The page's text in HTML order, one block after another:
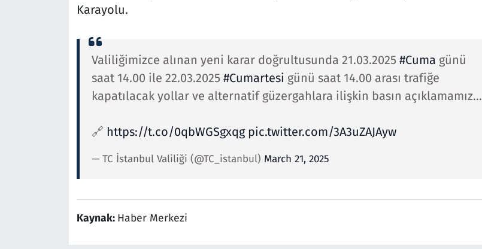
Karayolu.
Valiliğimizce alınan yeni karar doğrultusunda 21.03.2025 #Cuma günü
saat 14.00 ile 22.03.2025 #Cumartesi günü saat 14.00 arası trafiğe
kapatılacak yollar ve alternatif güzergahlara ilişkin basın açıklamamız…
🔗 https://t.co/0qbWGSgxqg pic.twitter.com/3A3uZAJAyw
— TC İstanbul Valiliği (@TC_istanbul) March 21, 2025
Kaynak: Haber Merkezi